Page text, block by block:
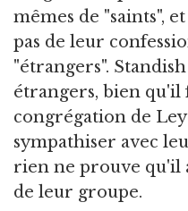
mêmes de "saints",
pas de leur
"étrangers".
étrangers, bien qu'il
congrégation de
sympathiser avec
rien ne prouve qu'il
de leur groupe.